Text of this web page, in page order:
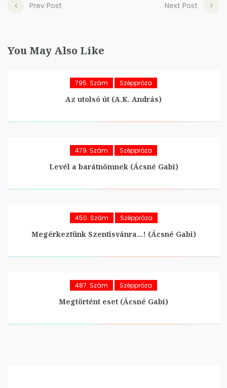
Prev Post Next Post
You May Also Like
795. Szám Széppróza
Az utolsó út (A.K. András)
479. Szám Széppróza
Levél a barátnőmnek (Ácsné Gabi)
450. Szám Széppróza
Megérkeztünk Szentisvánra…! (Ácsné Gabi)
487. Szám Széppróza
Megtörtént eset (Ácsné Gabi)